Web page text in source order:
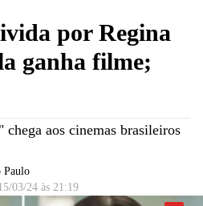
por Regina
ganha filme;
aos cinemas brasileiros
Paulo
03/24 às 21:19